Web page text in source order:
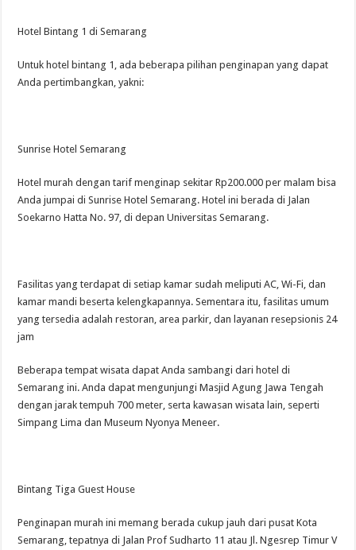
Hotel Bintang 1 di Semarang
Untuk hotel bintang 1, ada beberapa pilihan penginapan yang dapat
Anda pertimbangkan, yakni:
Sunrise Hotel Semarang
Hotel murah dengan tarif menginap sekitar Rp200.000 per malam bisa
Anda jumpai di Sunrise Hotel Semarang. Hotel ini berada di Jalan
Soekarno Hatta No. 97, di depan Universitas Semarang.
Fasilitas yang terdapat di setiap kamar sudah meliputi AC, Wi-Fi, dan
kamar mandi beserta kelengkapannya. Sementara itu, fasilitas umum
yang tersedia adalah restoran, area parkir, dan layanan resepsionis 24
jam
Beberapa tempat wisata dapat Anda sambangi dari hotel di
Semarang ini. Anda dapat mengunjungi Masjid Agung Jawa Tengah
dengan jarak tempuh 700 meter, serta kawasan wisata lain, seperti
Simpang Lima dan Museum Nyonya Meneer.
Bintang Tiga Guest House
Penginapan murah ini memang berada cukup jauh dari pusat Kota
Semarang, tepatnya di Jalan Prof Sudharto 11 atau Jl. Ngesrep Timur V